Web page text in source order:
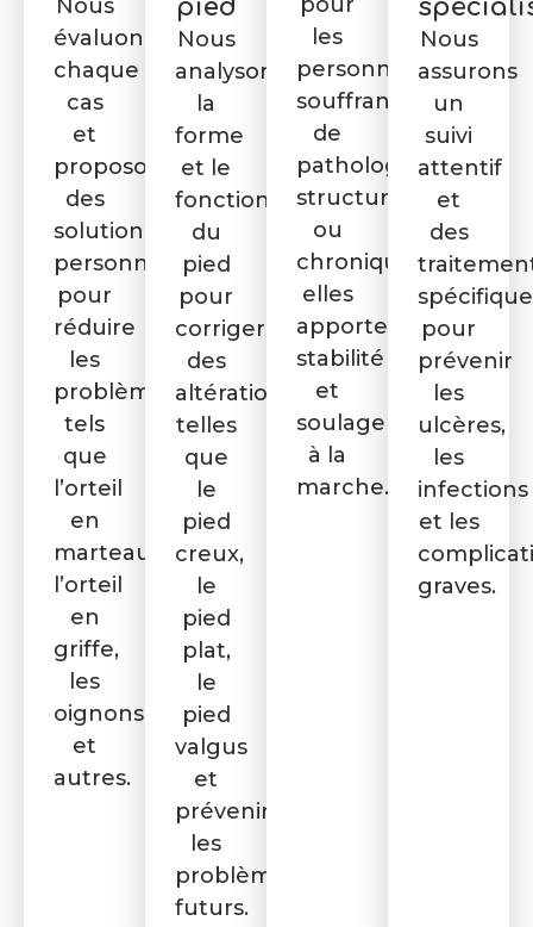
Nous
évaluons
chaque
cas
et
proposons
des
solutions
personnalisées
pour
réduire
les
problèmes
tels
que
l’orteil
en
marteau,
l’orteil
en
griffe,
les
oignons
et
autres.
pied
Nous
analysons
la
forme
et le
fonctionnement
du
pied
pour
corriger
des
altérations
telles
que
le
pied
creux,
le
pied
plat,
le
pied
valgus
et
prévenir
les
problèmes
futurs.
les
personnes
souffrant
de
pathologies
structurelles
ou
chroniques,
elles
apportent
stabilité
et
soulagement
à la
marche.
Nous
assurons
un
suivi
attentif
et
des
pour
prévenir
les
ulcères,
les
infections
et les
graves.